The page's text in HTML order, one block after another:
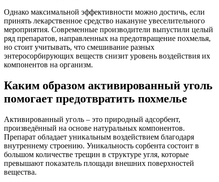
Однако максимальной эффективности можно достичь, если
принять лекарственное средство накануне увеселительного
мероприятия. Современные производители выпустили целый
ряд препаратов, направленных на предотвращение похмелья,
но стоит учитывать, что смешивание разных
энтеросорбирующих веществ снизит уровень воздействия их
компонентов на организм.
Каким образом активированный уголь
помогает предотвратить похмелье
Активированный уголь – это природный адсорбент,
произведённый на основе натуральных компонентов.
Препарат обладает уникальным воздействием благодаря
внутреннему строению. Уникальность сорбента состоит в
большом количестве трещин в структуре угля, которые
превышают показатель площади внешних поверхностей
вещества.